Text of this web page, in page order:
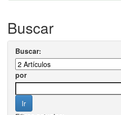
Buscar
Buscar:
por